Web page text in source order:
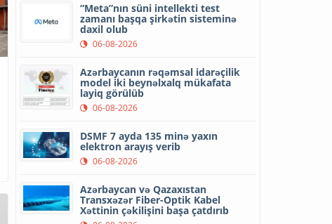
“Meta”nın süni intellekti test
zamanı başqa şirkətin sisteminə
daxil olub
06-08-2026
Azərbaycanın rəqəmsal idarəçilik
model iki beynəlxalq mükafata
layiq görülüb
06-08-2026
DSMF 7 ayda 135 minə yaxın
elektron arayış verib
06-08-2026
Azərbaycan və Qazaxıstan
Transxəzər Fiber-Optik Kabel
Xəttinin çəkilişini başa çatdırıb